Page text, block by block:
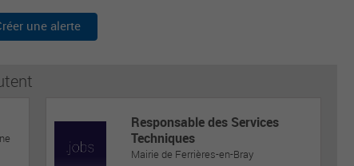
une alerte
Responsable des Services
Techniques
Mairie de Ferrières-en-Bray